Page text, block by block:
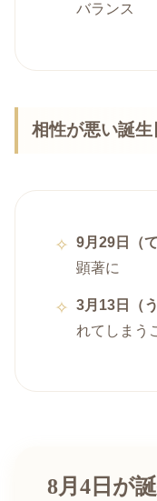
バランス
相性が悪い誕生
9月29日（
顕著に
3月13日（
れてしまう
8月4日が